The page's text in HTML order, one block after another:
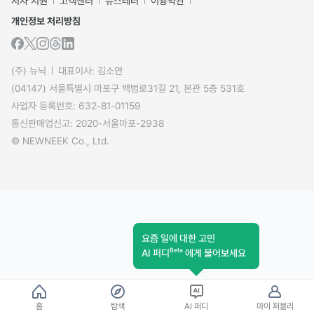
개인정보 처리방침
(주) 뉴닉
대표이사: 김소연
(04147) 서울특별시 마포구 백범로31길 21, 본관 5층 531호
사업자 등록번호: 632-81-01159
통신판매업신고: 2020-서울마포-2938
© NEWNEEK Co., Ltd.
홈 탐색
요즘 일에 대한 고민
AI 퍼디Beta 에게 물어보세요
AI 퍼디 마이 퍼블리